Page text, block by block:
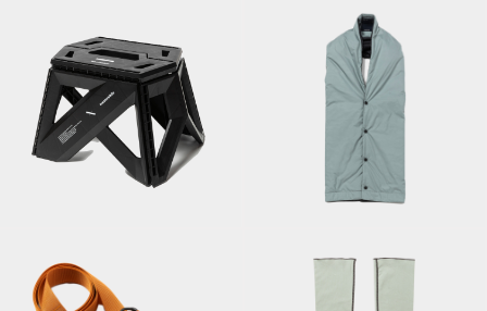
PrimaLoft® Padding
Blanket/Sage Green